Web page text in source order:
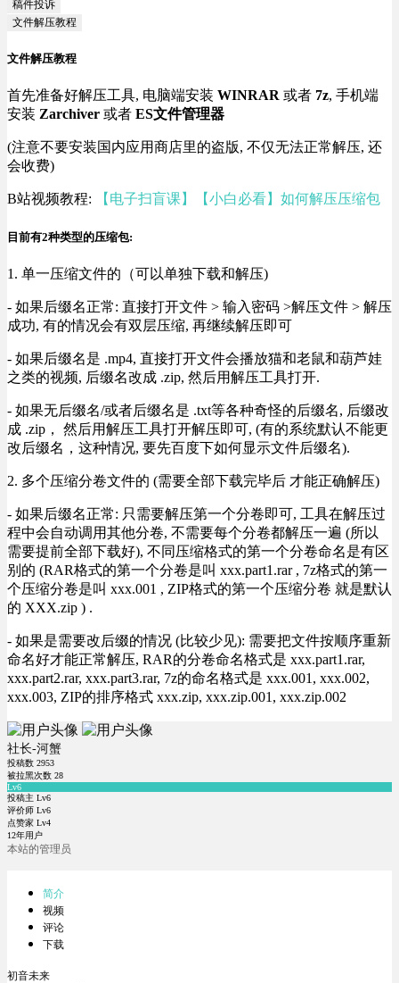
稿件投诉
文件解压教程
文件解压教程
首先准备好解压工具, 电脑端安装 WINRAR 或者 7z, 手机端
安装 Zarchiver 或者 ES文件管理器
(注意不要安装国内应用商店里的盗版, 不仅无法正常解压, 还
会收费)
B站视频教程: 【电子扫盲课】【小白必看】如何解压压缩包
目前有2种类型的压缩包:
1. 单一压缩文件的（可以单独下载和解压)
- 如果后缀名正常: 直接打开文件 > 输入密码 >解压文件 > 解压
成功, 有的情况会有双层压缩, 再继续解压即可
- 如果后缀名是 .mp4, 直接打开文件会播放猫和老鼠和葫芦娃
之类的视频, 后缀名改成 .zip, 然后用解压工具打开.
- 如果无后缀名/或者后缀名是 .txt等各种奇怪的后缀名, 后缀改
成 .zip， 然后用解压工具打开解压即可, (有的系统默认不能更
改后缀名，这种情况, 要先百度下如何显示文件后缀名).
2. 多个压缩分卷文件的 (需要全部下载完毕后 才能正确解压)
- 如果后缀名正常: 只需要解压第一个分卷即可, 工具在解压过
程中会自动调用其他分卷, 不需要每个分卷都解压一遍 (所以
需要提前全部下载好), 不同压缩格式的第一个分卷命名是有区
别的 (RAR格式的第一个分卷是叫 xxx.part1.rar , 7z格式的第一
个压缩分卷是叫 xxx.001 , ZIP格式的第一个压缩分卷 就是默认
的 XXX.zip ) .
- 如果是需要改后缀的情况 (比较少见): 需要把文件按顺序重新
命名好才能正常解压, RAR的分卷命名格式是 xxx.part1.rar,
xxx.part2.rar, xxx.part3.rar, 7z的命名格式是 xxx.001, xxx.002,
xxx.003, ZIP的排序格式 xxx.zip, xxx.zip.001, xxx.zip.002
社长-河蟹
投稿数 2953
被拉黑次数 28
Lv6
投稿主 Lv6
评价师 Lv6
点赞家 Lv4
12年用户
本站的管理员
简介
视频
评论
下载
初音未来